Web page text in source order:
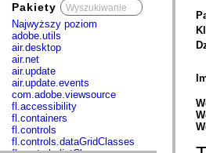
Pakiety
Najwyższy poziom
adobe.utils
air.desktop
air.net
air.update
air.update.events
com.adobe.viewsource
fl.accessibility
fl.containers
fl.controls
fl.controls.dataGridClasses